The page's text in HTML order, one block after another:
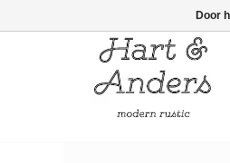
Door